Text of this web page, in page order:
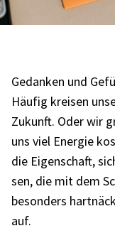
Gedan­ken und
Häufig krei­sen
Zukunft. Oder wir
uns viel Ener­gie
die Eigen­schaft,
sen, die mit dem
beson­ders
auf.